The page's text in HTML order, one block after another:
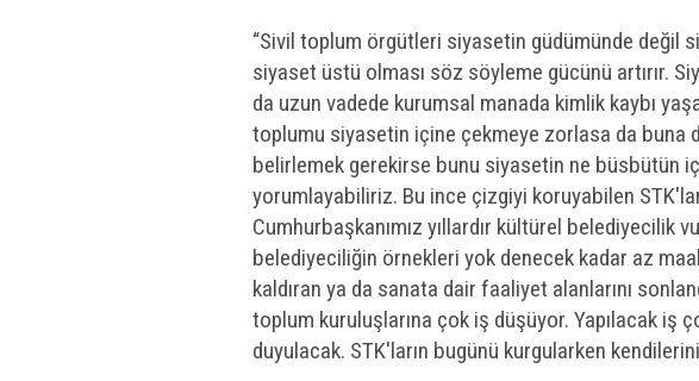
“Sivil toplum örgütleri siyasetin güdümünde değil
siyaset üstü olması söz söyleme gücünü artırır.
da uzun vadede kurumsal manada kimlik kaybı
toplumu siyasetin içine çekmeye zorlasa da buna
belirlemek gerekirse bunu siyasetin ne büsbütün
yorumlayabiliriz. Bu ince çizgiyi koruyabilen
Cumhurbaşkanımız yıllardır kültürel belediyecilik
belediyeciliğin örnekleri yok denecek kadar az
kaldıran ya da sanata dair faaliyet alanlarını
toplum kuruluşlarına çok iş düşüyor. Yapılacak iş
duyulacak. STK'ların bugünü kurgularken